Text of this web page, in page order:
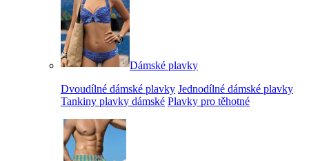
Dámské plavky
Dvoudílné dámské plavky Jednodílné dámské plavky
Tankiny plavky dámské Plavky pro těhotné